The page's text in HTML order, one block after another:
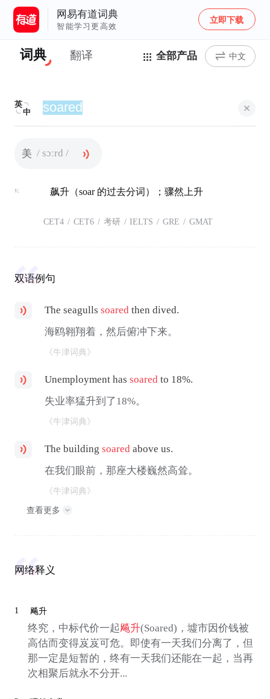
网易有道词典
智能学习更高效
立即下载
词典 翻译 全部产品 中文
英
中
美 / sɔːrd /
v. 飙升（soar 的过去分词）；骤然上升
CET4 / CET6 / 考研 / IELTS / GRE / GMAT
双语例句
The seagullssoared then dived.
海鸥翱翔着，然后俯冲下来。
《牛津词典》
Unemployment hassoared to 18%.
失业率猛升到了18%。
《牛津词典》
The buildingsoared above us.
在我们眼前，那座大楼巍然高耸。
《牛津词典》
查看更多
网络释义
1 飚升
终究，中标代价一起飚升(Soared)，墟市因价钱被
高估而变得岌岌可危。即使有一天我们分离了，但
那一定是短暂的，终有一天我们还能在一起，当再
次相聚后就永不分开...